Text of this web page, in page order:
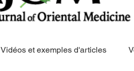
Vidéos et exemples d'articles